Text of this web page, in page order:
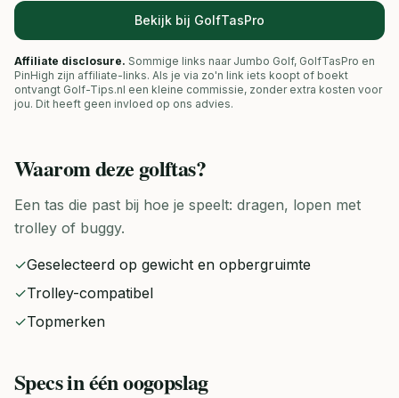
Bekijk bij GolfTasPro
Affiliate disclosure. Sommige links naar Jumbo Golf, GolfTasPro en
PinHigh zijn affiliate-links. Als je via zo'n link iets koopt of boekt
ontvangt Golf-Tips.nl een kleine commissie, zonder extra kosten voor
jou. Dit heeft geen invloed op ons advies.
Waarom deze golftas?
Een tas die past bij hoe je speelt: dragen, lopen met
trolley of buggy.
✓Geselecteerd op gewicht en opbergruimte
✓Trolley-compatibel
✓Topmerken
Specs in één oogopslag